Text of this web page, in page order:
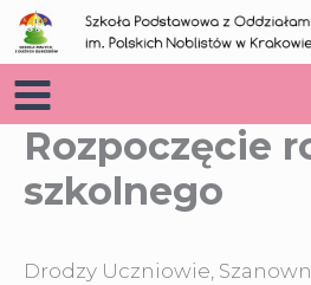
Przejdź
do
treści
Rozpoczęcie
szkolnego
Drodzy Uczniowie,